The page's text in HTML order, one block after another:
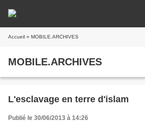
Accueil » MOBILE.ARCHIVES
MOBILE.ARCHIVES
L'esclavage en terre d'islam
Publié le 30/06/2013 à 14:26